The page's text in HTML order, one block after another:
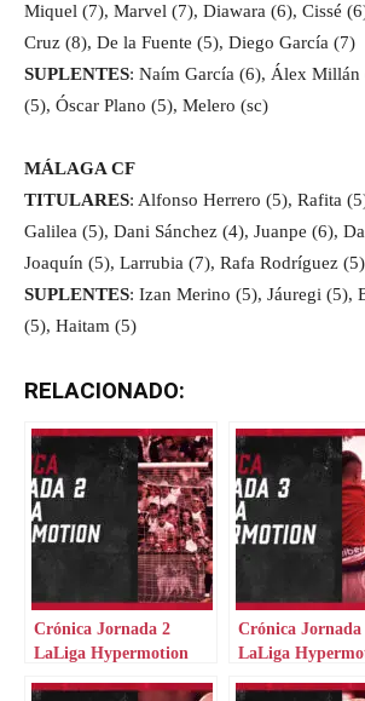
Miquel (7), Marvel (7), Diawara (6), Cissé
Cruz (8), De la Fuente (5), Diego García (7)
SUPLENTES: Naím García (6), Álex Millán
(5), Óscar Plano (5), Melero (sc)
MÁLAGA CF
TITULARES: Alfonso Herrero (5), Rafita
Galilea (5), Dani Sánchez (4), Juanpe (6),
Joaquín (5), Larrubia (7), Rafa Rodríguez
SUPLENTES: Izan Merino (5), Jáuregi (5),
(5), Haitam (5)
RELACIONADO:
Crónica Jornada 2
LaLiga Hypermotion
Crónica Jornada
LaLiga